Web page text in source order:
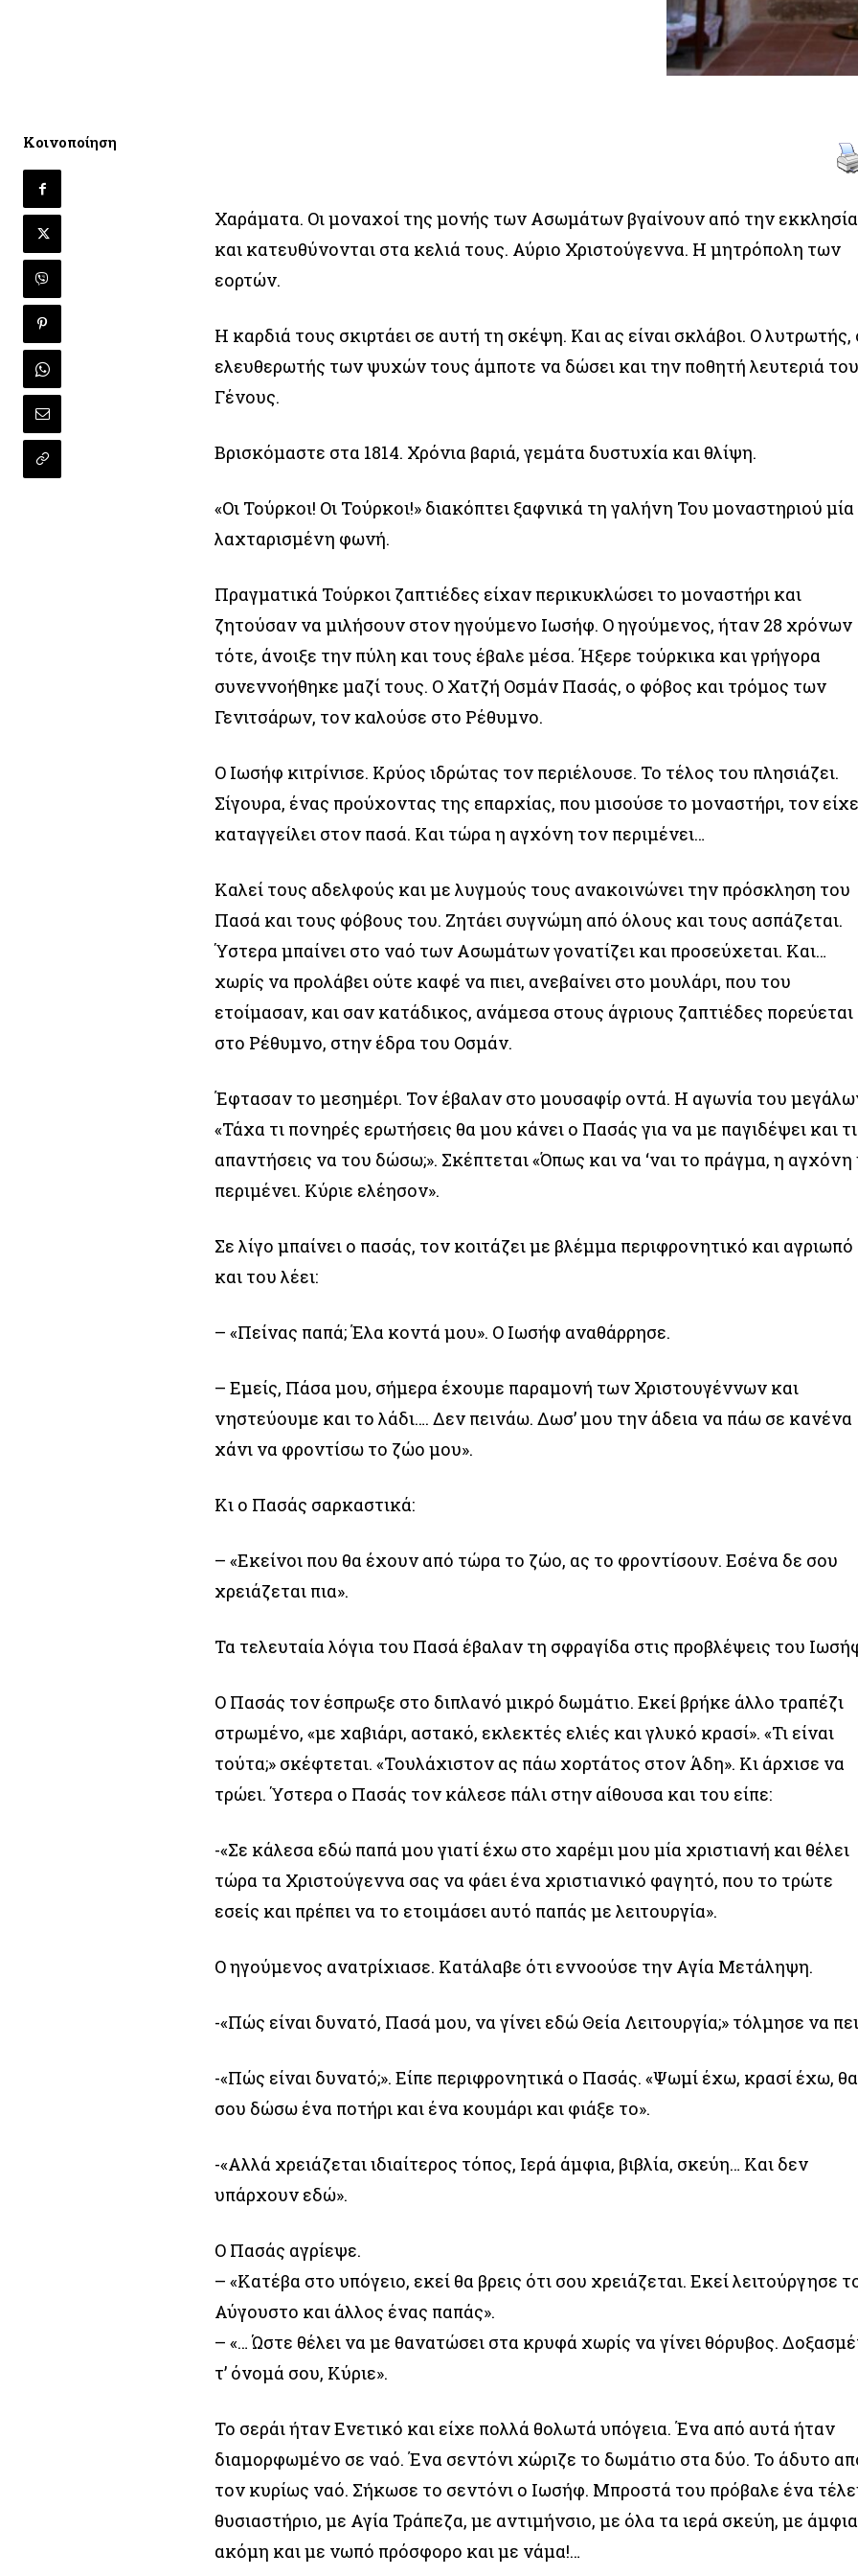
Κοινοποίηση
Χαράματα. Οι μοναχοί της μονής των Ασωμάτων βγαίνουν από την εκκλησία
και κατευθύνονται στα κελιά τους. Αύριο Χριστούγεννα. Η μητρόπολη των
εορτών.
Η καρδιά τους σκιρτάει σε αυτή τη σκέψη. Και ας είναι σκλάβοι. Ο λυτρωτής,
ελευθερωτής των ψυχών τους άμποτε να δώσει και την ποθητή λευτεριά
Γένους.
Βρισκόμαστε στα 1814. Χρόνια βαριά, γεμάτα δυστυχία και θλίψη.
«Οι Τούρκοι! Οι Τούρκοι!» διακόπτει ξαφνικά τη γαλήνη Του μοναστηριού μία
λαχταρισμένη φωνή.
Πραγματικά Τούρκοι ζαπτιέδες είχαν περικυκλώσει το μοναστήρι και
ζητούσαν να μιλήσουν στον ηγούμενο Ιωσήφ. Ο ηγούμενος, ήταν 28 χρόνων
τότε, άνοιξε την πύλη και τους έβαλε μέσα. Ήξερε τούρκικα και γρήγορα
συνεννοήθηκε μαζί τους. Ο Χατζή Οσμάν Πασάς, ο φόβος και τρόμος των
Γενιτσάρων, τον καλούσε στο Ρέθυμνο.
Ο Ιωσήφ κιτρίνισε. Κρύος ιδρώτας τον περιέλουσε. Το τέλος του πλησιάζει.
Σίγουρα, ένας προύχοντας της επαρχίας, που μισούσε το μοναστήρι, τον
καταγγείλει στον πασά. Και τώρα η αγχόνη τον περιμένει…
Καλεί τους αδελφούς και με λυγμούς τους ανακοινώνει την πρόσκληση του
Πασά και τους φόβους του. Ζητάει συγνώμη από όλους και τους ασπάζεται.
Ύστερα μπαίνει στο ναό των Ασωμάτων γονατίζει και προσεύχεται. Και…
χωρίς να προλάβει ούτε καφέ να πιει, ανεβαίνει στο μουλάρι, που του
ετοίμασαν, και σαν κατάδικος, ανάμεσα στους άγριους ζαπτιέδες πορεύεται
στο Ρέθυμνο, στην έδρα του Οσμάν.
Έφτασαν το μεσημέρι. Τον έβαλαν στο μουσαφίρ οντά. Η αγωνία του
«Τάχα τι πονηρές ερωτήσεις θα μου κάνει ο Πασάς για να με παγιδέψει και τι
απαντήσεις να του δώσω;». Σκέπτεται «Όπως και να ‘ναι το πράγμα, η αγχόνη
περιμένει. Κύριε ελέησον».
Σε λίγο μπαίνει ο πασάς, τον κοιτάζει με βλέμμα περιφρονητικό και αγριωπό
και του λέει:
– «Πείνας παπά; Έλα κοντά μου». Ο Ιωσήφ αναθάρρησε.
– Εμείς, Πάσα μου, σήμερα έχουμε παραμονή των Χριστουγέννων και
νηστεύουμε και το λάδι…. Δεν πεινάω. Δωσ’ μου την άδεια να πάω σε κανένα
χάνι να φροντίσω το ζώο μου».
Κι ο Πασάς σαρκαστικά:
– «Εκείνοι που θα έχουν από τώρα το ζώο, ας το φροντίσουν. Εσένα δε σου
χρειάζεται πια».
Τα τελευταία λόγια του Πασά έβαλαν τη σφραγίδα στις προβλέψεις του
Ο Πασάς τον έσπρωξε στο διπλανό μικρό δωμάτιο. Εκεί βρήκε άλλο τραπέζι
στρωμένο, «με χαβιάρι, αστακό, εκλεκτές ελιές και γλυκό κρασί». «Τι είναι
τούτα;» σκέφτεται. «Τουλάχιστον ας πάω χορτάτος στον Άδη». Κι άρχισε να
τρώει. Ύστερα ο Πασάς τον κάλεσε πάλι στην αίθουσα και του είπε:
-«Σε κάλεσα εδώ παπά μου γιατί έχω στο χαρέμι μου μία χριστιανή και θέλει
τώρα τα Χριστούγεννα σας να φάει ένα χριστιανικό φαγητό, που το τρώτε
εσείς και πρέπει να το ετοιμάσει αυτό παπάς με λειτουργία».
Ο ηγούμενος ανατρίχιασε. Κατάλαβε ότι εννοούσε την Αγία Μετάληψη.
-«Πώς είναι δυνατό, Πασά μου, να γίνει εδώ Θεία Λειτουργία;» τόλμησε να
-«Πώς είναι δυνατό;». Είπε περιφρονητικά ο Πασάς. «Ψωμί έχω, κρασί έχω, θα
σου δώσω ένα ποτήρι και ένα κουμάρι και φιάξε το».
-«Αλλά χρειάζεται ιδιαίτερος τόπος, Ιερά άμφια, βιβλία, σκεύη… Και δεν
υπάρχουν εδώ».
Ο Πασάς αγρίεψε.
– «Κατέβα στο υπόγειο, εκεί θα βρεις ότι σου χρειάζεται. Εκεί λειτούργησε
Αύγουστο και άλλος ένας παπάς».
– «… Ώστε θέλει να με θανατώσει στα κρυφά χωρίς να γίνει θόρυβος.
τ’ όνομά σου, Κύριε».
Το σεράι ήταν Ενετικό και είχε πολλά θολωτά υπόγεια. Ένα από αυτά ήταν
διαμορφωμένο σε ναό. Ένα σεντόνι χώριζε το δωμάτιο στα δύο. Το άδυτο
τον κυρίως ναό. Σήκωσε το σεντόνι ο Ιωσήφ. Μπροστά του πρόβαλε ένα
θυσιαστήριο, με Αγία Τράπεζα, με αντιμήνσιο, με όλα τα ιερά σκεύη, με
ακόμη και με νωπό πρόσφορο και με νάμα!…